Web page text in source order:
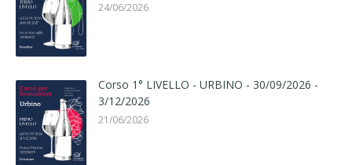
24/06/2026
Corso 1° LIVELLO - URBINO - 30/09/2026 -
3/12/2026
21/06/2026